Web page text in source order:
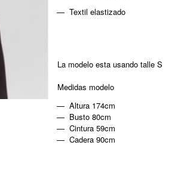
Textil elastizado
La modelo esta usando talle S
Medidas modelo
Altura 174cm
Busto 80cm
Cintura 59cm
Cadera 90cm